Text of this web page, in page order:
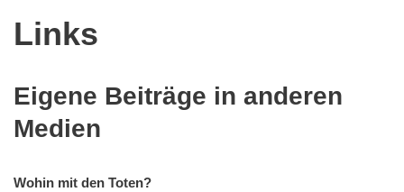
Links
Eigene Beiträge in anderen
Medien
Wohin mit den Toten?